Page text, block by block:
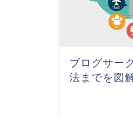
ブログサー
法までを図